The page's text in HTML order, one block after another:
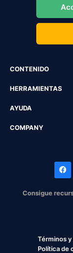
CONTENIDO
HERRAMIENTAS
AYUDA
COMPANY
Consigue
Términos
Política de